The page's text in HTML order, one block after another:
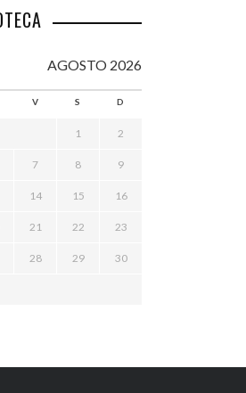
AGOSTO 2026
V S D
1 2
7 8 9
14 15 16
21 22 23
28 29 30